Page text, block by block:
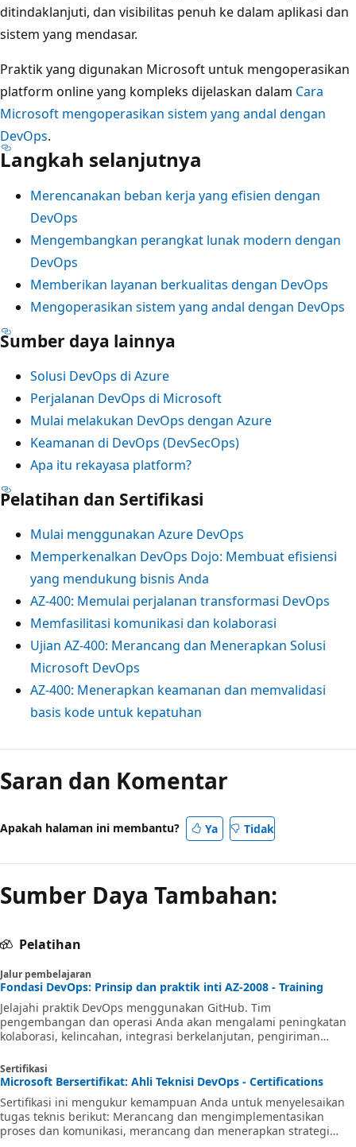
ditindaklanjuti, dan visibilitas penuh ke dalam aplikasi dan
sistem yang mendasar.
Praktik yang digunakan Microsoft untuk mengoperasikan
platform online yang kompleks dijelaskan dalam Cara
Microsoft mengoperasikan sistem yang andal dengan
DevOps.
Langkah selanjutnya
Merencanakan beban kerja yang efisien dengan
DevOps
Mengembangkan perangkat lunak modern dengan
DevOps
Memberikan layanan berkualitas dengan DevOps
Mengoperasikan sistem yang andal dengan DevOps
Sumber daya lainnya
Solusi DevOps di Azure
Perjalanan DevOps di Microsoft
Mulai melakukan DevOps dengan Azure
Keamanan di DevOps (DevSecOps)
Apa itu rekayasa platform?
Pelatihan dan Sertifikasi
Mulai menggunakan Azure DevOps
Memperkenalkan DevOps Dojo: Membuat efisiensi
yang mendukung bisnis Anda
AZ-400: Memulai perjalanan transformasi DevOps
Memfasilitasi komunikasi dan kolaborasi
Ujian AZ-400: Merancang dan Menerapkan Solusi
Microsoft DevOps
AZ-400: Menerapkan keamanan dan memvalidasi
basis kode untuk kepatuhan
Saran dan Komentar
Apakah halaman ini membantu? Ya Tidak
Sumber Daya Tambahan:
Pelatihan
Jalur pembelajaran
Fondasi DevOps: Prinsip dan praktik inti AZ-2008 - Training
Jelajahi praktik DevOps menggunakan GitHub. Tim
pengembangan dan operasi Anda akan mengalami peningkatan
kolaborasi, kelincahan, integrasi berkelanjutan, pengiriman
fase siklus hidup aplikasi. (AZ-2008)
Sertifikasi
Microsoft Bersertifikat: Ahli Teknisi DevOps - Certifications
Sertifikasi ini mengukur kemampuan Anda untuk menyelesaikan
tugas teknis berikut: Merancang dan mengimplementasikan
proses dan komunikasi, merancang dan menerapkan strategi